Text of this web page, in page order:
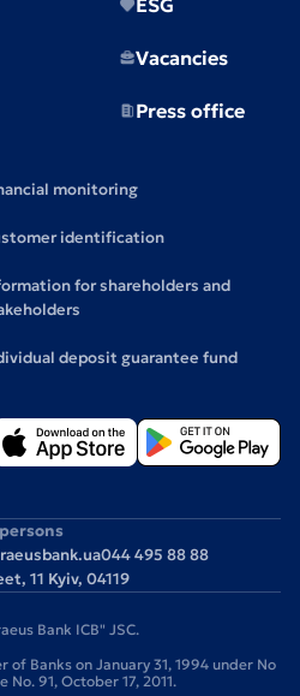
ESG
Vacancies
Press office
monitoring
identification
for shareholders and
deposit guarantee fund
044 495 88 88
11 Kyiv, 04119
Bank ICB" JSC.
Banks on January 31, 1994 under No
No. 91, October 17, 2011.